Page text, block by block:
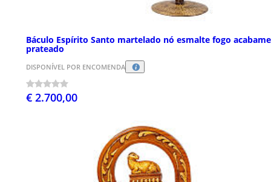
Báculo Espírito Santo martelado nó esmalte fogo
prateado
DISPONÍVEL POR ENCOMENDA
€ 2.700,00